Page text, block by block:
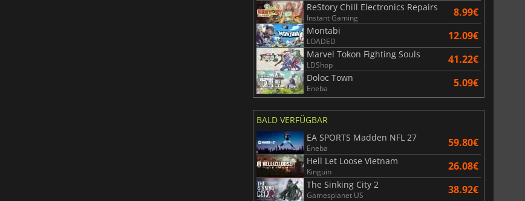
ReStory Chill Electronics Repairs
Instant Gaming 8.99€
Montabi
LOADED 12.09€
Marvel Tokon Fighting Souls
LDShop 41.22€
Doloc Town
Eneba 5.09€
BALD VERFÜGBAR
EA SPORTS Madden NFL 27
Eneba 59.80€
Hell Let Loose Vietnam
Kinguin 26.08€
The Sinking City 2
Gamesplanet US 38.92€